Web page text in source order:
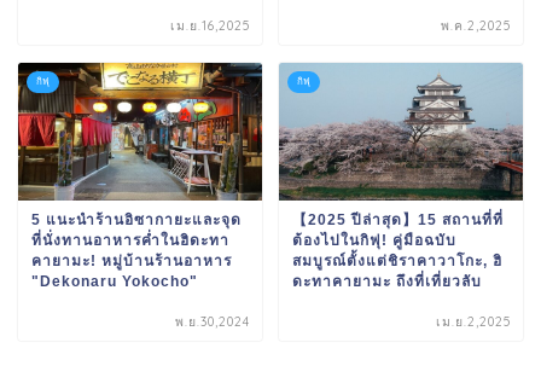
เม.ย.16,2025 พ.ค.2,2025
กิฟุ
5 แนะนำร้านอิซากายะและจุด
ที่นั่งทานอาหารค่ำในฮิดะทา
คายามะ! หมู่บ้านร้านอาหาร
"Dekonaru Yokocho"
พ.ย.30,2024
กิฟุ
【2025 ปีล่าสุด】15 สถานที่ที่
ต้องไปในกิฟุ! คู่มือฉบับ
สมบูรณ์ตั้งแต่ชิราคาวาโกะ, ฮิ
ดะทาคายามะ ถึงที่เที่ยวลับ
เม.ย.2,2025